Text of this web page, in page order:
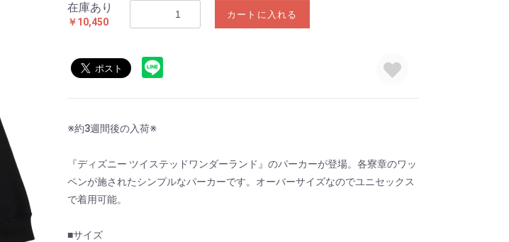
在庫あり
￥10,450
カートに入れる
※約3週間後の入荷※
『ディズニー ツイステッドワンダーランド』のパーカーが登場。各寮章のワッ
ペンが施されたシンプルなパーカーです。オーバーサイズなのでユニセックス
で着用可能。
■サイズ